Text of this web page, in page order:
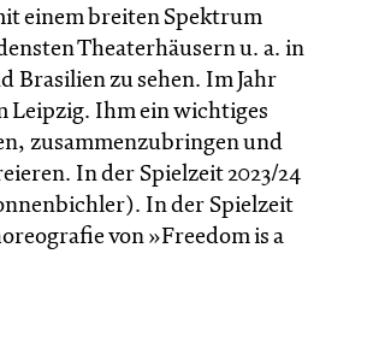
einem breiten Spektrum
Theaterhäusern u. a. in
Brasilien zu sehen. Im Jahr
Leipzig. Ihm ein wichtiges
zusammenzubringen und
In der Spielzeit 2023/24
In der Spielzeit
von »Freedom is a